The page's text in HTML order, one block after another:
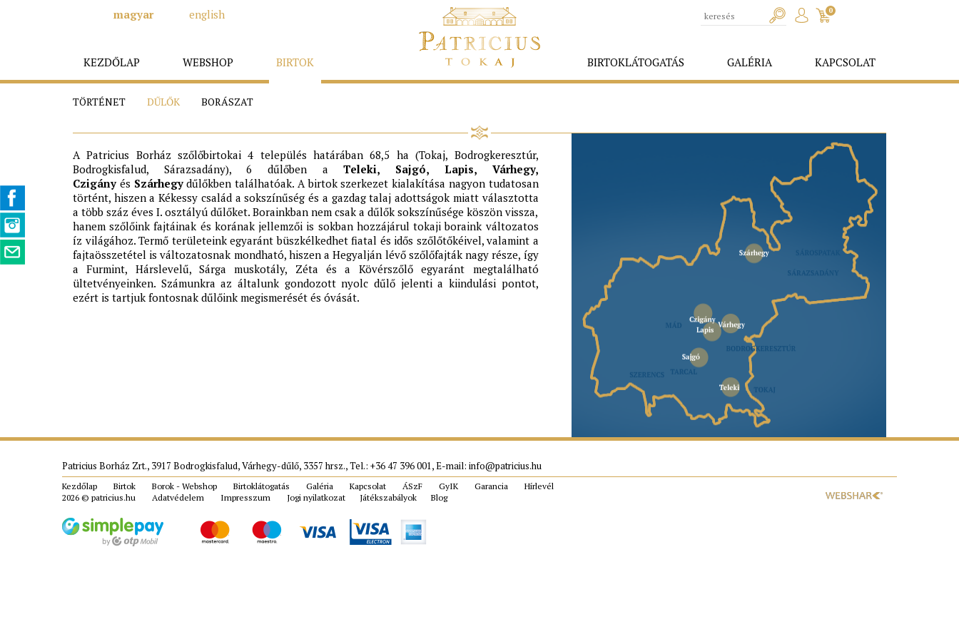
magyar english 0
KEZDŐLAP WEBSHOP BIRTOK BIRTOKLÁTOGATÁS GALÉRIA KAPCSOLAT
TÖRTÉNET DŰLŐK BORÁSZAT
A Patricius Borház szőlőbirtokai 4 település határában 68,5 ha (Tokaj, Bodrogkeresztúr,
Bodrogkisfalud, Sárazsadány), 6 dűlőben aTeleki, Sajgó, Lapis, Várhegy,
Czigány és Szárhegydűlőkben találhatóak. A birtok szerkezet kialakítása nagyon tudatosan
történt, hiszen a Kékessy család a sokszínűség és a gazdag talaj adottságok miatt választotta
a több száz éves I. osztályú dűlőket. Borainkban nem csak a dűlők sokszínűsége köszön vissza,
hanem szőlőink fajtáinak és korának jellemzői is sokban hozzájárul tokaji boraink változatos
íz világához. Termő területeink egyaránt büszkélkedhet fiatal és idős szőlőtőkéivel, valamint a
fajtaösszetétel is változatosnak mondható, hiszen a Hegyalján lévő szőlőfajták nagy része, így
a Furmint, Hárslevelű, Sárga muskotály, Zéta és a Kövérszőlő egyaránt megtalálható
ültetvényeinken. Számunkra az általunk gondozott nyolc dűlő jelenti a kiindulási pontot,
ezért is tartjuk fontosnak dűlőink megismerését és óvását.
Patricius Borház Zrt., 3917 Bodrogkisfalud, Várhegy-dűlő, 3357 hrsz., Tel.: +36 47 396 001, E-mail: info@patricius.hu
Kezdőlap Birtok Borok - Webshop Birtoklátogatás Galéria Kapcsolat ÁSzF GyIK Garancia
Hírlevél
2026 © patricius.hu Adatvédelem Impresszum Jogi nyilatkozat Játékszabályok Blog